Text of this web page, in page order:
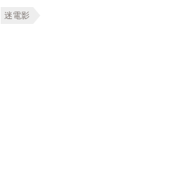
迷電影